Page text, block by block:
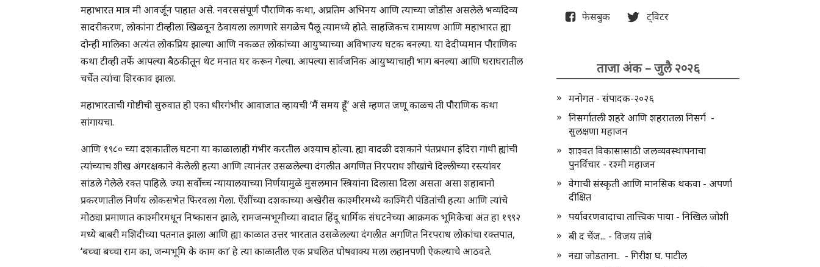
महाभारत मात्र मी आवर्जून पाहात असे. नवरससंपूर्ण पौराणिक कथा, अप्रतिम अभिनय आणि त्याच्या जोडीस असलेले भव्यदिव्य
सादरीकरण, लोकांना टीव्हीला खिळवून ठेवायला लागणारे सगळेच पैलू त्यामध्ये होते. साहजिकच रामायण आणि महाभारत ह्या
दोन्ही मालिका अत्यंत लोकप्रिय झाल्या आणि नकळत लोकांच्या आयुष्याच्या अविभाज्य घटक बनल्या. या देदीप्यमान पौराणिक
कथा टीव्ही तर्फे आपल्या बैठकीतून थेट मनात घर करून गेल्या. आपल्या सार्वजनिक आयुष्याचाही भाग बनल्या आणि घराघरातील
चर्चेत त्यांचा शिरकाव झाला.
महाभारताची गोष्टीची सुरुवात ही एका धीरगंभीर आवाजात व्हायची ‘मैं समय हूँ’ असे म्हणत जणू काळच ती पौराणिक कथा
सांगायचा.
आणि १९८० च्या दशकातील घटना या काळालाही गंभीर करतील अश्याच होत्या. ह्या वादळी दशकाने पंतप्रधान इंदिरा गांधी ह्यांची
त्यांच्याच शीख अंगरक्षकाने केलेली हत्या आणि त्यानंतर उसळलेल्या दंगलीत अगणित निरपराध शीखांचे दिल्लीच्या रस्त्यांवर
सांडले गेलेले रक्त पाहिले. ज्या सर्वोच्च न्यायालयाच्या निर्णयामुळे मुसलमान स्त्रियांना दिलासा दिला असता असा शहाबानो
प्रकरणातील निर्णय लोकसभेत फिरवला गेला. ऐंशींच्या दशकाच्या अखेरीस काश्मीरमध्ये काश्मिरी पंडितांची हत्या आणि त्यांचे
मोठ्या प्रमाणात काश्मीरमधून निष्कासन झाले, रामजन्मभूमीच्या वादात हिंदू धार्मिक संघटनेच्या आक्रमक भूमिकेचा अंत हा १९९२
मध्ये बाबरी मशिदीच्या पतनात झाला आणि ह्या काळात उत्तर भारतात उसळेलल्या दंगलीत अगणित निरपराध लोकांचा रक्तपात,
‘बच्चा बच्चा राम का, जन्मभूमि के काम का’ हे त्या काळातील एक प्रचलित घोषवाक्य मला लहानपणी ऐकल्याचे आठवते.
फेसबुक ट्विटर
ताजा अंक – जुलै २०२६
मनोगत - संपादक-२०२६
निसर्गातली शहरे आणि शहरातला निसर्ग -
सुलक्षणा महाजन
शाश्वत विकासासाठी जलव्यवस्थापनाचा
पुनर्विचार - रश्मी महाजन
वेगाची संस्कृती आणि मानसिक थकवा - अपर्णा
दीक्षित
पर्यावरणवादाचा तात्त्विक पाया - निखिल जोशी
बी द चेंज... - विजय तांबे
नद्या जोडताना.. - गिरीश घ. पाटील